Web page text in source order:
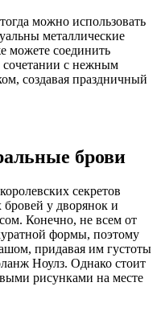
можно использовать
металлические
можете соединить
сочетании с нежным
создавая праздничный
брови
секретов
у дворянок и
Конечно, не всем от
формы, поэтому
придавая им густоты
Ноулз. Однако стоит
рисунками на месте